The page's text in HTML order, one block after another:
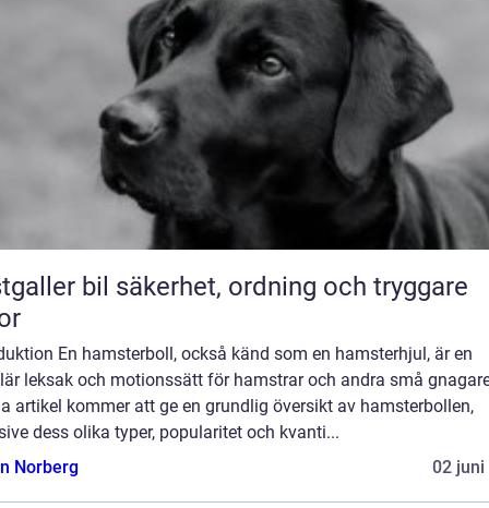
ordning och tryggare
En hamsterboll, också känd som en hamsterhjul, är en
leksak och motionssätt för hamstrar och andra små
artikel kommer att ge en grundlig översikt av hamsterbollen,
dess olika typer, popularitet och kvanti...
Norberg
02 juni